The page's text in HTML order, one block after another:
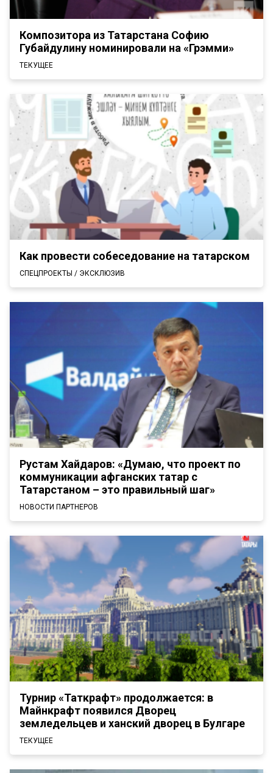
Композитора из Татарстана Софию
Губайдулину номинировали на «Грэмми»
ТЕКУЩЕЕ
Как провести собеседование на татарском
СПЕЦПРОЕКТЫ / ЭКСКЛЮЗИВ
Рустам Хайдаров: «Думаю, что проект по
коммуникации афганских татар с
Татарстаном – это правильный шаг»
НОВОСТИ ПАРТНЕРОВ
Турнир «Таткрафт» продолжается: в
Майнкрафт появился Дворец
земледельцев и ханский дворец в Булгаре
ТЕКУЩЕЕ